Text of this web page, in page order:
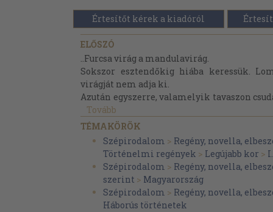
Értesítőt kérek a kiadóról
ELŐSZÓ
..Furcsa virág a mandulavirág.
Sokszor esztendőkig hiába keressük.
virágját nem adja ki.
Azután egyszerre, valamelyik tavaszon
Tovább
TÉMAKÖRÖK
Szépirodalom > Regény, novella,
Történelmi regények > Legújabb kor >
Szépirodalom > Regény, novella,
szerint > Magyarország
Szépirodalom > Regény, novella,
Háborús történetek